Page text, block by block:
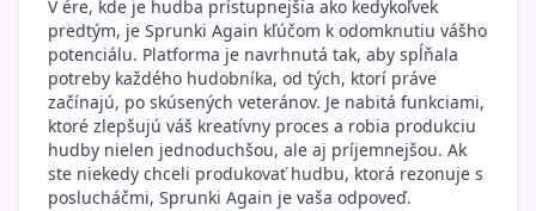
V ére, kde je hudba prístupnejšia ako kedykoľvek
predtým, je Sprunki Again kľúčom k odomknutiu vášho
potenciálu. Platforma je navrhnutá tak, aby spĺňala
potreby každého hudobníka, od tých, ktorí práve
začínajú, po skúsených veteránov. Je nabitá funkciami,
ktoré zlepšujú váš kreatívny proces a robia produkciu
hudby nielen jednoduchšou, ale aj príjemnejšou. Ak
ste niekedy chceli produkovať hudbu, ktorá rezonuje s
poslucháčmi, Sprunki Again je vaša odpoveď.